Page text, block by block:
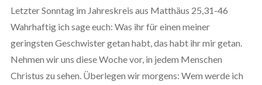
Letzter Sonntag im Jahreskreis aus Matthäus 25,31-46
Wahrhaftig ich sage euch: Was ihr für einen meiner
geringsten Geschwister getan habt, das habt ihr mir getan.
Nehmen wir uns diese Woche vor, in jedem Menschen
Christus zu sehen. Überlegen wir morgens: Wem werde ich